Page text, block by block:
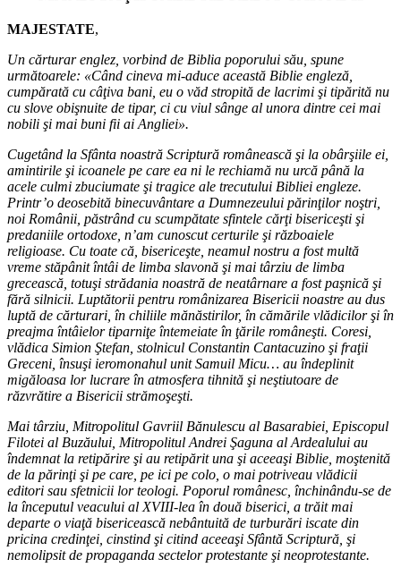
MAJESTATE,
Un cărturar englez, vorbind de Biblia poporului său, spune
următoarele: «Când cineva mi-aduce această Biblie engleză,
cumpărată cu câţiva bani, eu o văd stropită de lacrimi şi tipărită nu
cu slove obişnuite de tipar, ci cu viul sânge al unora dintre cei mai
nobili şi mai buni fii ai Angliei».
Cugetând la Sfânta noastră Scriptură românească şi la obârşiile ei,
amintirile şi icoanele pe care ea ni le rechiamă nu urcă până la
acele culmi zbuciumate şi tragice ale trecutului Bibliei engleze.
Printr’o deosebită binecuvântare a Dumnezeului părinţilor noştri,
noi Românii, păstrând cu scumpătate sfintele cărţi bisericeşti şi
predaniile ortodoxe, n’am cunoscut certurile şi războaiele
religioase. Cu toate că, bisericeşte, neamul nostru a fost multă
vreme stăpânit întâi de limba slavonă şi mai târziu de limba
grecească, totuşi strădania noastră de neatârnare a fost paşnică şi
fără silnicii. Luptătorii pentru românizarea Bisericii noastre au dus
luptă de cărturari, în chiliile mănăstirilor, în cămările vlădicilor şi în
preajma întâielor tiparniţe întemeiate în ţările româneşti. Coresi,
vlădica Simion Ştefan, stolnicul Constantin Cantacuzino şi fraţii
Greceni, însuşi ieromonahul unit Samuil Micu… au îndeplinit
migăloasa lor lucrare în atmosfera tihnită şi neştiutoare de
răzvrătire a Bisericii strămoşeşti.
Mai târziu, Mitropolitul Gavriil Bănulescu al Basarabiei, Episcopul
Filotei al Buzăului, Mitropolitul Andrei Şaguna al Ardealului au
îndemnat la retipărire şi au retipărit una şi aceeaşi Biblie, moştenită
de la părinţi şi pe care, pe ici pe colo, o mai potriveau vlădicii
editori sau sfetnicii lor teologi. Poporul românesc, închinându-se de
la începutul veacului al XVIII-lea în două biserici, a trăit mai
departe o viaţă bisericească nebântuită de turburări iscate din
pricina credinţei, cinstind şi citind aceeaşi Sfântă Scriptură, şi
nemolipsit de propaganda sectelor protestante şi neoprotestante.